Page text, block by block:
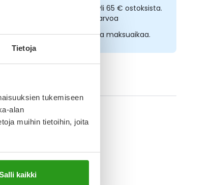
Tietoja
tukemiseen
alan
muihin tietoihin, joita
kaikki
toimitus noutopisteisiin yli 65 € ostoksista.
eivät kerrytä ostoskorin arvoa
saat 45 päivää korotonta maksuaikaa.